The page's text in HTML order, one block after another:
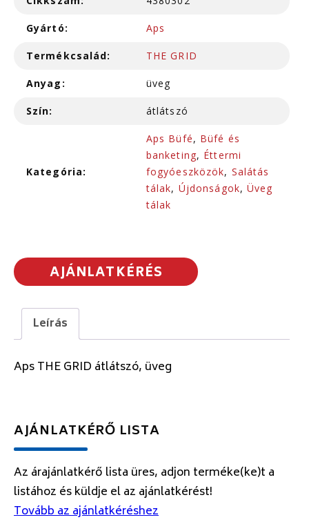
Gyártó: Aps
Termékcsalád: THE GRID
Anyag: üveg
Szín: átlátszó
Kategória:
Aps Büfé, Büfé és
banketing, Éttermi
fogyóeszközök, Salátás
tálak, Újdonságok,Üveg
tálak
AJÁNLATKÉRÉS
Leírás
Aps THE GRID átlátszó, üveg
AJÁNLATKÉRŐ LISTA
Az árajánlatkérő lista üres, adjon terméke(ke)t a
listához és küldje el az ajánlatkérést!
Tovább az ajánlatkéréshez